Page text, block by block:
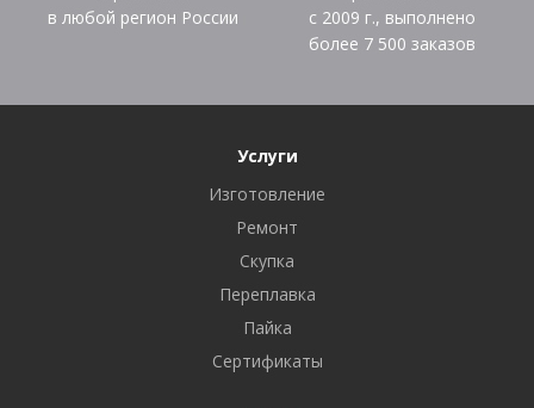
в любой регион России
с 2009 г., выполнено
более 7 500 заказов
Услуги
Изготовление
Ремонт
Скупка
Переплавка
Пайка
Сертификаты